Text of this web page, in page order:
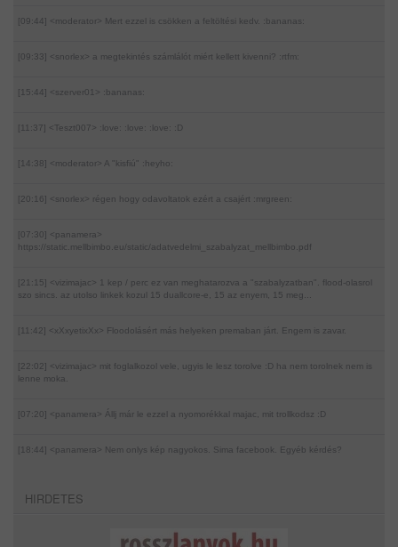
[09:44] <moderator> Mert ezzel is csökken a feltöltési kedv. :bananas:
[09:33] <snorlex> a megtekintés számlálót miért kellett kivenni? :rtfm:
[15:44] <szerver01> :bananas:
[11:37] <Teszt007> :love: :love: :love: :D
[14:38] <moderator> A "kisfiú" :heyho:
[20:16] <snorlex> régen hogy odavoltatok ezért a csajért :mrgreen:
[07:30] <panamera>
https://static.mellbimbo.eu/static/adatvedelmi_szabalyzat_mellbimbo.pdf
[21:15] <vizimajac> 1 kep / perc ez van meghatarozva a "szabalyzatban". flood-olasrol
szo sincs. az utolso linkek kozul 15 duallcore-e, 15 az enyem, 15 meg...
[11:42] <xXxyetixXx> Floodolásért más helyeken premaban járt. Engem is zavar.
[22:02] <vizimajac>
mit foglalkozol vele, ugyis le lesz torolve :D ha nem torolnek nem is
lenne moka.
[07:20] <panamera> Állj már le ezzel a nyomorékkal majac, mit trollkodsz :D
[18:44] <panamera> Nem onlys kép nagyokos. Sima facebook. Egyéb kérdés?
HIRDETES